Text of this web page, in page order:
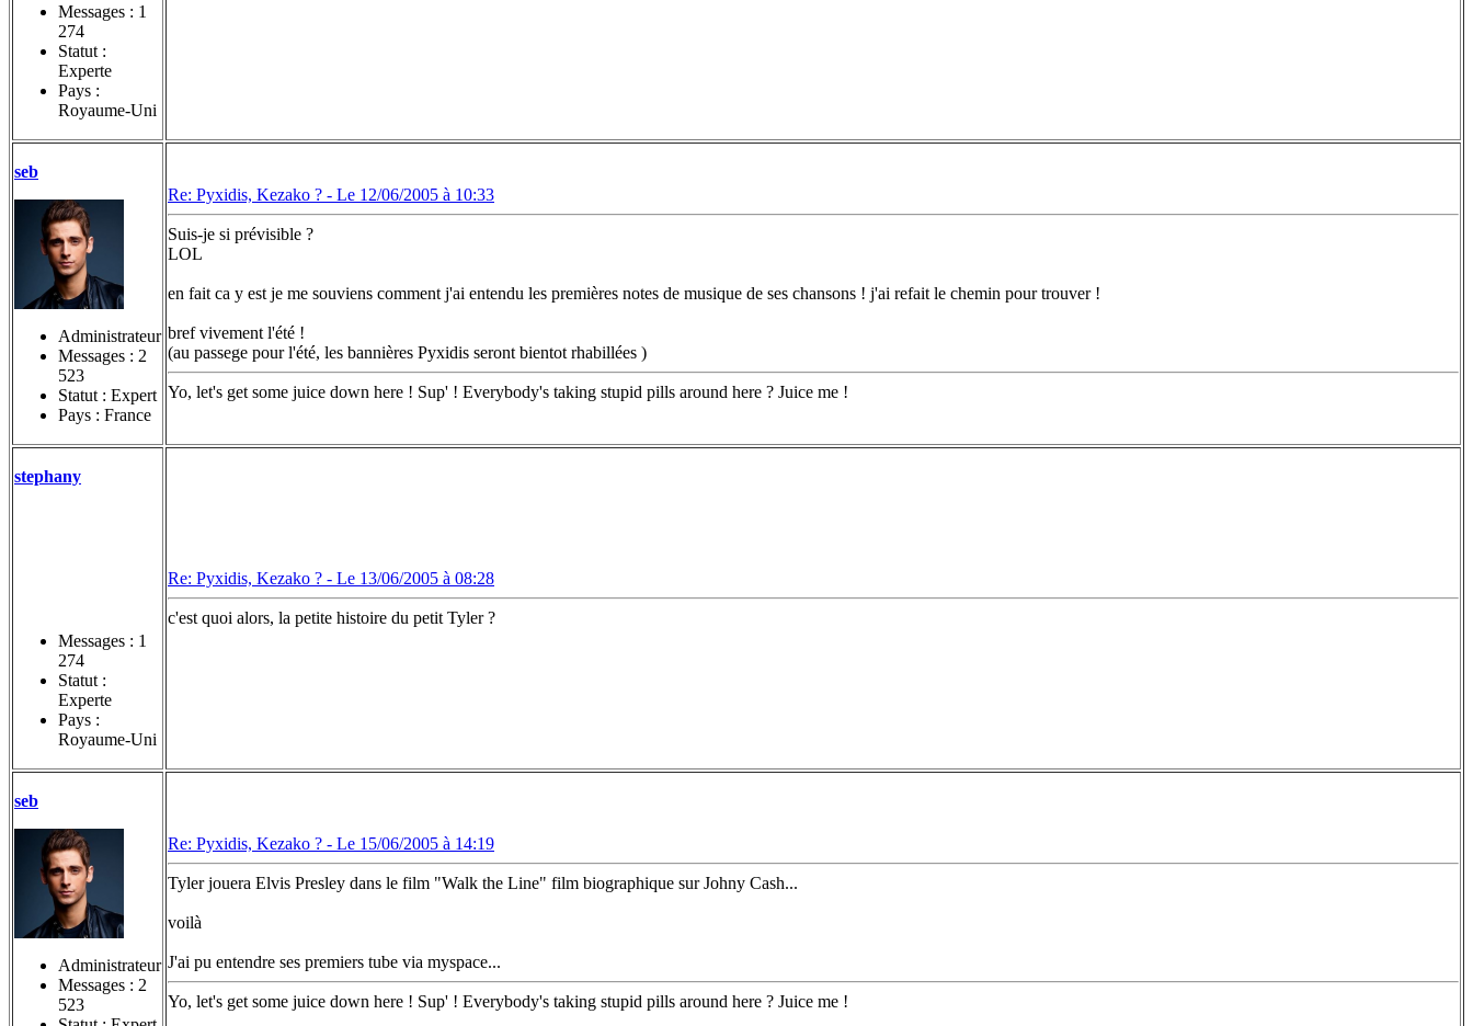
Messages : 1
274
Statut :
Experte
Pays :
Royaume-Uni
seb
Administrateur
Messages : 2
523
Statut : Expert
Pays : France
Re: Pyxidis, Kezako ? - Le 12/06/2005 à 10:33
Suis-je si prévisible ?
LOL
en fait ca y est je me souviens comment j'ai entendu les premières notes de musique de ses chansons ! j'ai refait le chemin pour trouver !
bref vivement l'été !
(au passege pour l'été, les bannières Pyxidis seront bientot rhabillées )
Yo, let's get some juice down here ! Sup' ! Everybody's taking stupid pills around here ? Juice me !
stephany
Messages : 1
274
Statut :
Experte
Pays :
Royaume-Uni
Re: Pyxidis, Kezako ? - Le 13/06/2005 à 08:28
c'est quoi alors, la petite histoire du petit Tyler ?
seb
Administrateur
Messages : 2
523
Re: Pyxidis, Kezako ? - Le 15/06/2005 à 14:19
Tyler jouera Elvis Presley dans le film "Walk the Line" film biographique sur Johny Cash...
voilà
J'ai pu entendre ses premiers tube via myspace...
Yo, let's get some juice down here ! Sup' ! Everybody's taking stupid pills around here ? Juice me !